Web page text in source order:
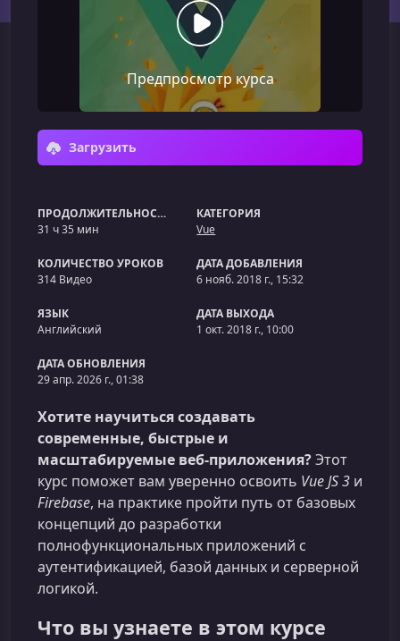
Предпросмотр курса
Загрузить
ПРОДОЛЖИТЕЛЬНОСТЬ
31 ч 35 мин
КАТЕГОРИЯ
Vue
КОЛИЧЕСТВО УРОКОВ
314 Видео
ДАТА ДОБАВЛЕНИЯ
6 нояб. 2018 г., 15:32
ЯЗЫК
Английский
ДАТА ВЫХОДА
1 окт. 2018 г., 10:00
ДАТА ОБНОВЛЕНИЯ
29 апр. 2026 г., 01:38
Хотите научиться создавать
современные, быстрые и
масштабируемые веб‑приложения?Этот
курс поможет вам уверенно освоить Vue JS 3 и
Firebase, на практике пройти путь от базовых
концепций до разработки
полнофункциональных приложений с
аутентификацией, базой данных и серверной
логикой.
Что вы узнаете в этом курсе